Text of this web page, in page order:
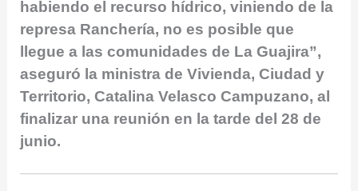
habiendo el recurso hídrico, viniendo de la
represa Ranchería, no es posible que
llegue a las comunidades de La Guajira”,
aseguró la ministra de Vivienda, Ciudad y
Territorio, Catalina Velasco Campuzano, al
finalizar una reunión en la tarde del 28 de
junio.